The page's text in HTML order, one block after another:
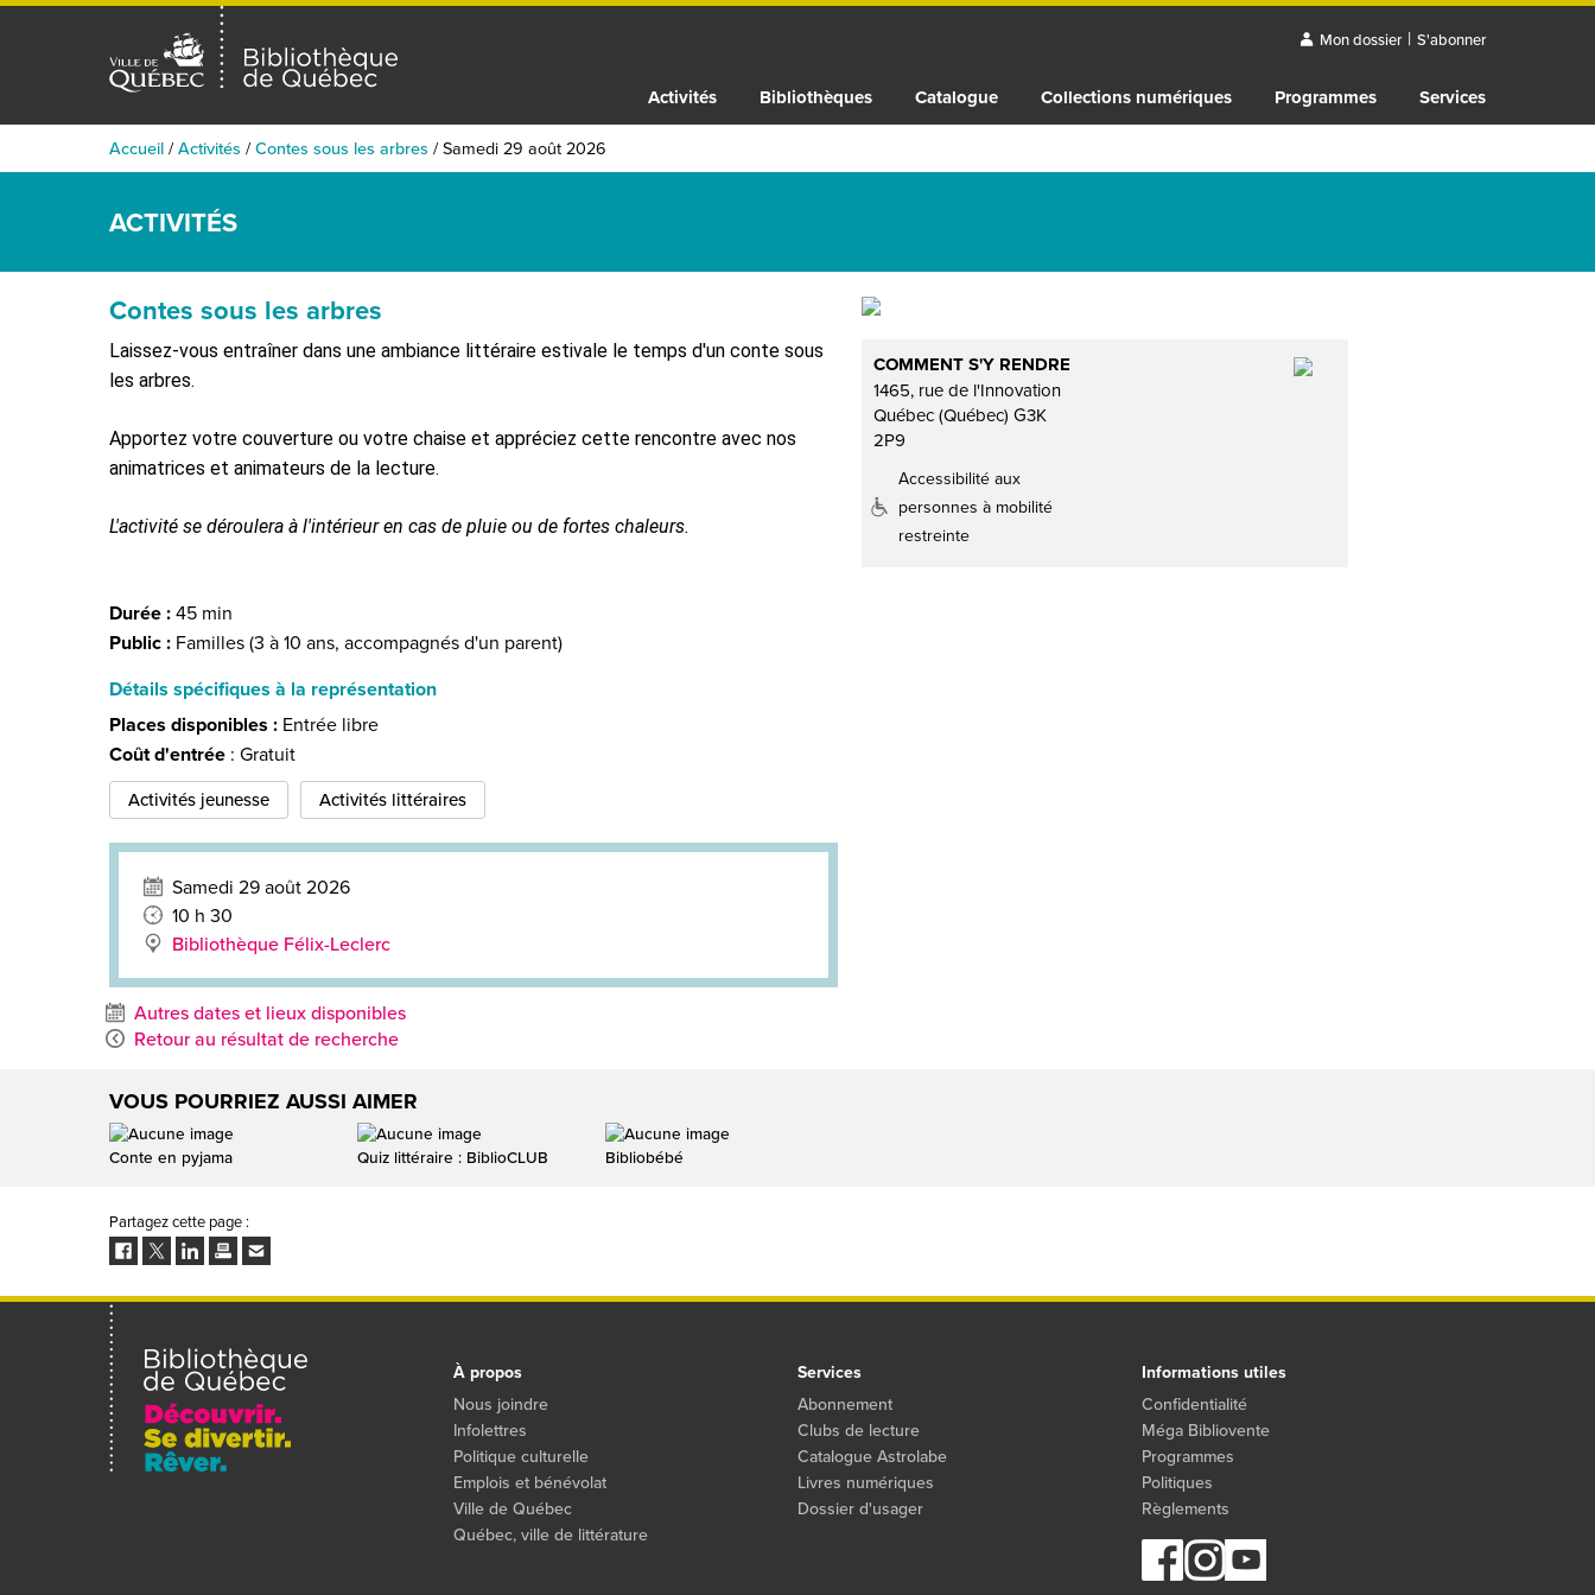
Mon dossier | S'abonner
Activités Bibliothèques Catalogue Collections numériques Programmes Services
Accueil/Activités /Contes sous les arbres /Samedi 29 août 2026
ACTIVITÉS
Contes sous les arbres
Laissez-vous entraîner dans une ambiance littéraire estivale le temps d'un conte sous
les arbres.
Apportez votre couverture ou votre chaise et appréciez cette rencontre avec nos
animatrices et animateurs de la lecture.
L'activité se déroulera à l'intérieur en cas de pluie ou de fortes chaleurs.
Durée :45 min
Public : Familles (3 à 10 ans, accompagnés d'un parent)
Détails spécifiques à la représentation
Places disponibles : Entrée libre
Coût d'entrée : Gratuit
Activités jeunesse Activités littéraires
Samedi 29 août 2026
10 h 30
Bibliothèque Félix-Leclerc
Autres dates et lieux disponibles
Retour au résultat de recherche
COMMENT S'Y RENDRE
1465, rue de l'Innovation
Québec (Québec) G3K
2P9
Accessibilité aux
personnes à mobilité
restreinte
VOUS POURRIEZ AUSSI AIMER
Conte en pyjama Quiz littéraire : BiblioCLUB Bibliobébé
Partagez cette page :
Facebook
TwitterLinkedInImprimerEnvoyer
un
À propos
Nous joindre
Infolettres
Politique culturelle
Emplois et bénévolat
Ville de Québec
Québec, ville de littérature
Services
Abonnement
Clubs de lecture
Catalogue Astrolabe
Livres numériques
Dossier d'usager
Informations utiles
Confidentialité
Méga Bibliovente
Programmes
Politiques
Règlements